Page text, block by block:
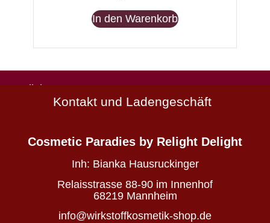
In den Warenkorb
Natürlich
Kontakt und Ladengeschäft
Cosmetic Paradies by Relight Delight
Inh: Bianka Hausruckinger
Relaisstrasse 88-90 im Innenhof
68219 Mannheim
info@wirkstoffkosmetik-shop.de